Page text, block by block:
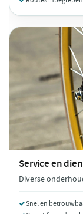
Service en
Diverse
Snel en